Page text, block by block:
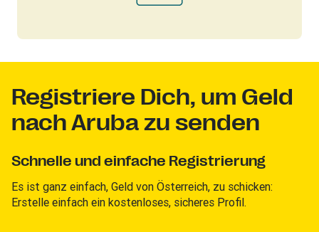
Registriere Dich, um Geld
nach Aruba zu senden
Schnelle und einfache Registrierung
Es ist ganz einfach, Geld von Österreich, zu schicken:
Erstelle einfach ein kostenloses, sicheres Profil.